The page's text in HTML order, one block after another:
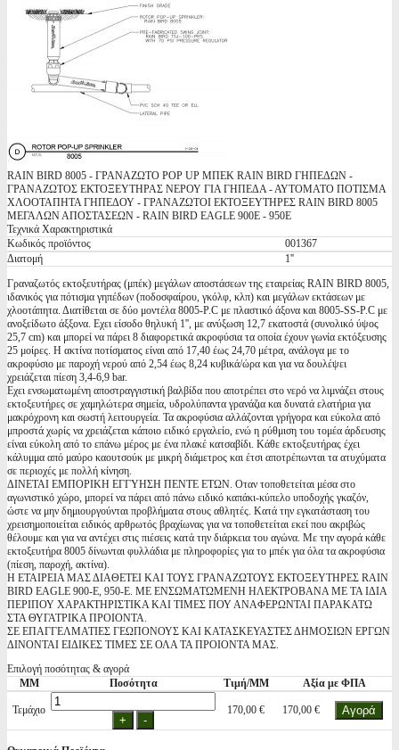
RAIN BIRD 8005 - ΓΡΑΝΑΖΩΤΟ POP UP ΜΠΕΚ RAIN BIRD ΓΗΠΕΔΩΝ -
ΓΡΑΝΑΖΩΤΟΣ ΕΚΤΟΞΕΥΤΗΡΑΣ ΝΕΡΟΥ ΓΙΑ ΓΗΠΕΔΑ - ΑΥΤΟΜΑΤΟ ΠΟΤΙΣΜΑ
ΧΛΟΟΤΑΠΗΤΑ ΓΗΠΕΔΟΥ - ΓΡΑΝΑΖΩΤΟΙ ΕΚΤΟΞΕΥΤΗΡΕΣ RAIN BIRD 8005
ΜΕΓΑΛΩΝ ΑΠΟΣΤΑΣΕΩΝ - RAIN BIRD EAGLE 900E - 950E
Τεχνικά Χαρακτηριστικά
Κωδικός προϊόντος
001367
Διατομή
1''
Γραναζωτός εκτοξευτήρας (μπέκ) μεγάλων αποστάσεων της εταιρείας RAIN BIRD 8005,
ιδανικός για πότισμα γηπέδων (ποδοσφαίρου, γκόλφ, κλπ) και μεγάλων εκτάσεων με
χλοοτάπητα. Διατίθεται σε δύο μοντέλα 8005-P.C με πλαστικό άξονα και 8005-SS-P.C με
ανοξείδωτο άξξονα. Εχει είσοδο θηλυκή 1'', με ανύξωση 12,7 εκατοστά (συνολικό ύψος
25,7 cm) και μπορεί να πάρει 8 διαφορετικά ακροφύσια τα οποία έχουν γωνία εκτόξευσης
25 μοίρες. Η ακτίνα ποτίσματος είναι από 17,40 έως 24,70 μέτρα, ανάλογα με το
ακροφύσιο με παροχή νερού από 2,54 έως 8,24 κυβικά/ώρα και για να δουλέψει
χρειάζεται πίεση 3,4-6,9 bar.
Εχει ενσωματωμένη αποστραγγιστική βαλβίδα που αποτρέπει στο νερό να λιμνάζει στους
εκτοξευτήρες σε χαμηλώτερα σημεία, υδρολύπαντα γρανάζια και δυνατά ελατήρια για
μακρόχρονη και σωστή λειτουργεία. Τα ακροφύσια αλλάζονται γρήγορα και εύκολα από
μπροστά χωρίς να χρειάζεται κάποιο ειδικό εργαλείο, ενώ η ρύθμιση του τομέα άρδευσης
είναι εύκολη από το επάνω μέρος με ένα πλακέ κατσαβίδι. Κάθε εκτοξευτήρας έχει
κάλυμμα από μαύρο καουτσούκ με μικρή διάμετρος και έτσι αποτρέπωνται τα ατυχύματα
σε περιοχές με πολλή κίνηση.
ΔΙΝΕΤΑΙ ΕΜΠΟΡΙΚΗ ΕΓΓΥΗΣΗ ΠΕΝΤΕ ΕΤΩΝ. Οταν τοποθετείται μέσα στο
αγωνιστικό χώρο, μπορεί να πάρει από πάνω ειδικό καπάκι-κύπελο υποδοχής γκαζόν,
ώστε να μην δημιουργούνται προβλήματα στους αθλητές. Κατά την εγκατάσταση του
χρεισημοποιείται ειδικός αρθρωτός βραχίωνας για να τοποθετείται εκεί που ακριβώς
θέλουμε και για να αντέχει στις πιέσεις κατά την διάρκεια του αγώνα. Με την αγορά κάθε
εκτοξευτήρα 8005 δίνωνται φυλλάδια με πληροφορίες για το μπέκ για όλα τα ακροφύσια
(πίεση, παροχή, ακτίνα).
Η ΕΤΑΙΡΕΙΑ ΜΑΣ ΔΙΑΘΕΤΕΙ ΚΑΙ ΤΟΥΣ ΓΡΑΝΑΖΩΤΟΥΣ ΕΚΤΟΞΕΥΤΗΡΕΣ RAIN
BIRD EAGLE 900-E, 950-E. ΜΕ ΕΝΣΩΜΑΤΩΜΕΝΗ ΗΛΕΚΤΡΟΒΑΝΑ ΜΕ ΤΑ ΙΔΙΑ
ΠΕΡΙΠΟΥ ΧΑΡΑΚΤΗΡΙΣΤΙΚΑ ΚΑΙ ΤΙΜΕΣ ΠΟΥ ΑΝΑΦΕΡΩΝΤΑΙ ΠΑΡΑΚΑΤΩ
ΣΤΑ ΘΥΓΑΤΡΙΚΑ ΠΡΟΙΟΝΤΑ.
ΣΕ ΕΠΑΓΓΕΛΜΑΤΙΕΣ ΓΕΩΠΟΝΟΥΣ ΚΑΙ ΚΑΤΑΣΚΕΥΑΣΤΕΣ ΔΗΜΟΣΙΩΝ ΕΡΓΩΝ
ΔΙΝΟΝΤΑΙ ΕΙΔΙΚΕΣ ΤΙΜΕΣ ΣΕ ΟΛΑ ΤΑ ΠΡΟΙΟΝΤΑ ΜΑΣ.
Επιλογή ποσότητας & αγορά
ΜΜ
Ποσότητα Τιμή/ΜΜ Αξία με ΦΠΑ
Τεμάχιο 170,00 € 170,00 €